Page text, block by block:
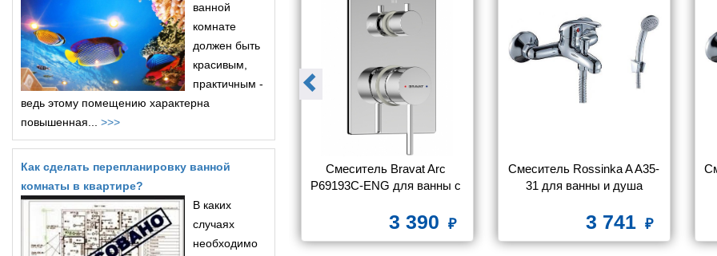
Y Y40-
с душем
180
Смеситель Rossinka Y Y35-
31 для ванны с душем
5 366
Смеситель Bravat Arc
P69193C-ENG для ванны с
3 390
Смеситель Rossinka A A35-
31 для ванны и душа
3 741
ванной
комнате
должен быть
красивым,
практичным -
ведь этому помещению характерна
повышенная... >>>
Как сделать перепланировку ванной
комнаты в квартире?
В каких
случаях
необходимо